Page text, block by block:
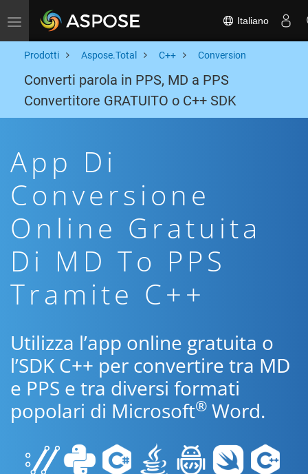
Toggle navigation Italiano
Prodotti Aspose.Total C++ Conversion
Converti parola in PPS, MD a PPS
Convertitore GRATUITO o C++ SDK
App Di
Conversione
Online Gratuita
Di MD To PPS
Tramite C++
Utilizza l’app online gratuita o
l’SDK C++ per convertire tra MD
e PPS e tra diversi formati
popolari di Microsoft® Word.